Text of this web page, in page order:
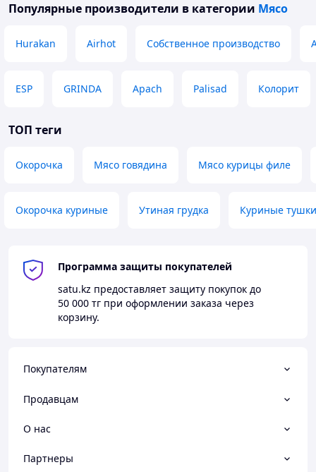
Популярные производители в категории Мясо
Hurakan Airhot Собственное производство
ESP GRINDA Apach Palisad Колорит
ТОП теги
Окорочка Мясо говядина Мясо курицы филе
Окорочка куриные Утиная грудка Куриные тушки
Программа защиты покупателей
satu.kz предоставляет защиту покупок до
50 000 тг при оформлении заказа через
корзину.
Покупателям
Продавцам
О нас
Партнеры